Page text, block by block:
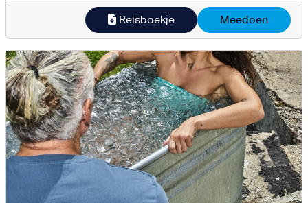
Reisboekje Meedoen